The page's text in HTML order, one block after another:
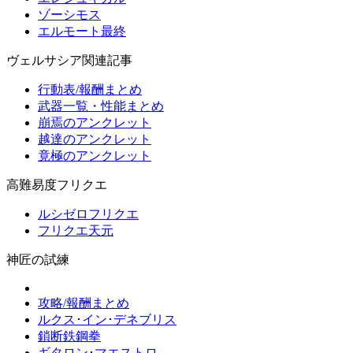
ゾーシモス
エルモート最終
ヴェルサシア関連記事
行動表/報酬まとめ
武器一覧・性能まとめ
崩焉のアンクレット
越達のアンクレット
竟極のアンクレット
高難易度フリクエ
ルシゼロフリクエ
フリクエ天元
神匠の試練
攻略/報酬まとめ
ルクス･イン･デネブリス
鎖断鉄鋼拳